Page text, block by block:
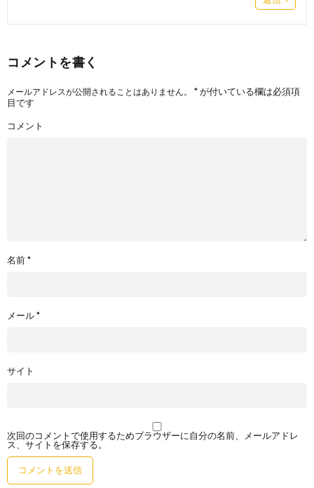
コメントを書く
メールアドレスが公開されることはありません。 *が付いている欄は必須項
目です
コメント
名前*
メール*
サイト
次回のコメントで使用するためブラウザーに自分の名前、メールアドレ
ス、サイトを保存する。